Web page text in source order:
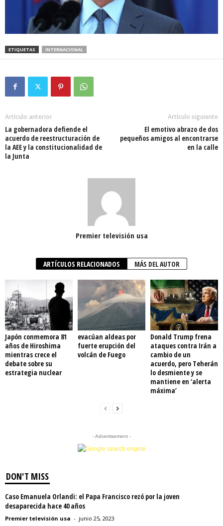
ETIQUETAS INTERNACIONAL
Artículo anterior
La gobernadora defiende el
acuerdo de reestructuración de
la AEE y la constitucionalidad de
la Junta
Artículo siguiente
El emotivo abrazo de dos
pequeños amigos al encontrarse
en la calle
Premier televisión usa
ARTÍCULOS RELACIONADOS MÁS DEL AUTOR
Japón conmemora 81
años de Hiroshima
mientras crece el
debate sobre su
estrategia nuclear
evacúan aldeas por
fuerte erupción del
volcán de Fuego
Donald Trump frena
ataques contra Irán a
cambio de un
acuerdo, pero Teherán
lo desmiente y se
mantiene en ‘alerta
máxima’
- Advertisement -
DON'T MISS
Caso Emanuela Orlandi: el Papa Francisco rezó por la joven
desaparecida hace 40 años
Premier televisión usa - junio 25, 2023